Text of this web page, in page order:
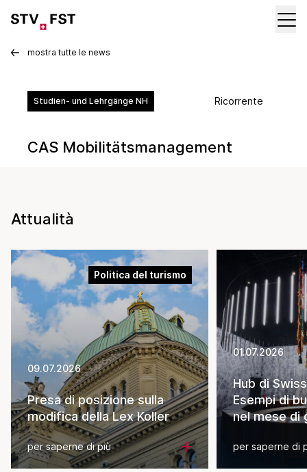
mostra tutte le news
Studien- und Lehrgänge NH Ricorrente
CAS Mobilitätsmanagement
Attualità
Politica del turismo
09.07.2026
Presa di posizione sulla
modifica della Lex Koller
per saperne di più
01.07.2026
Hub di
Esempi di
nel mese di
per saperne di